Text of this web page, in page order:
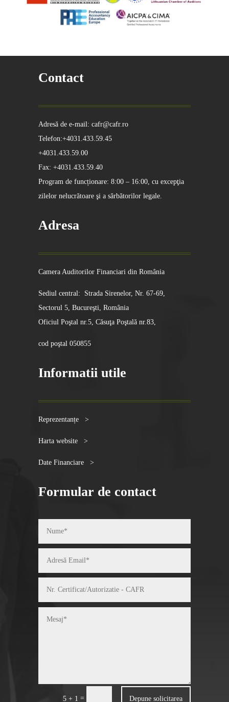
Contact
Adresă de e-mail: cafr@cafr.ro
Telefon:+4031.433.59.45
+4031.433.59.00
Fax: +4031.433.59.40
Program de funcționare: 8:00 – 16:00, cu excepţia
zilelor nelucrătoare şi a sărbătorilor legale.
Adresa
Camera Auditorilor Financiari din România
Sediul central: Strada Sirenelor, Nr. 67-69,
Sectorul 5, Bucureşti, România
Oficiul Poştal nr.5, Căsuţa Poştală nr.83,
cod poştal 050855
Informatii utile
Reprezentanțe >
Harta website >
Date Financiare >
Formular de contact
5 + 1 = Depune solicitarea